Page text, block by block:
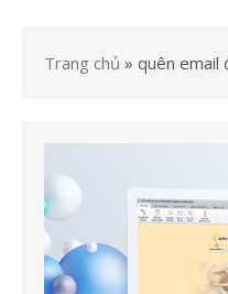
Trang chủ » quên email